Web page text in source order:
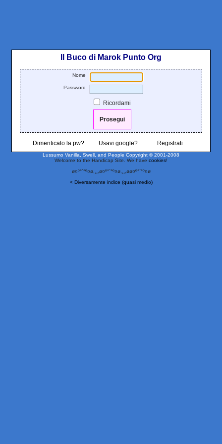
Il Buco di Marok Punto Org
Nome
Password
Ricordami
Dimenticato la pw? Usavi google? Registrati
Lussumo Vanilla, Swell, and People Copyright © 2001-2008
Welcome to the Handicap Site. We have cookies!
ø¤º°`°º¤ø,¸¸,ø¤º°`°º¤ø,¸¸,øø¤º°`°º¤ø
< Diversamente indice (quasi medio)